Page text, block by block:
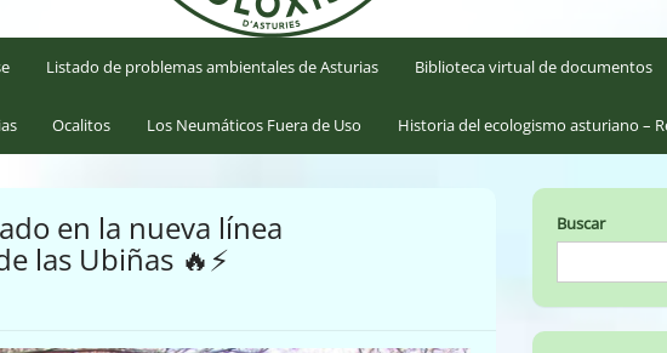
Listado de problemas ambientales de Asturias Biblioteca virtual de documentos
Ocalitos Los Neumáticos Fuera de Uso Historia del ecologismo asturiano –
en la nueva línea
las Ubiñas 🔥⚡️
Buscar